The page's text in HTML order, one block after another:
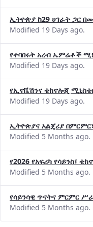
ኢትዮጵያ ከ29 ሀገራት ጋር
Modified 19 Days ago.
የተባበሩት አረብ ኤምሬቶች
Modified 19 Days ago.
የኢኖቬሽንና ቴክኖሎጂ
Modified 19 Days ago.
ኢትዮጵያና አልጄሪያ
Modified 5 Months ago.
የ2026 የአፍሪካ የሳይንስ፣
Modified 5 Months ago.
የሳይንሳዊ ጥናትና ምርምር
Modified 5 Months ago.